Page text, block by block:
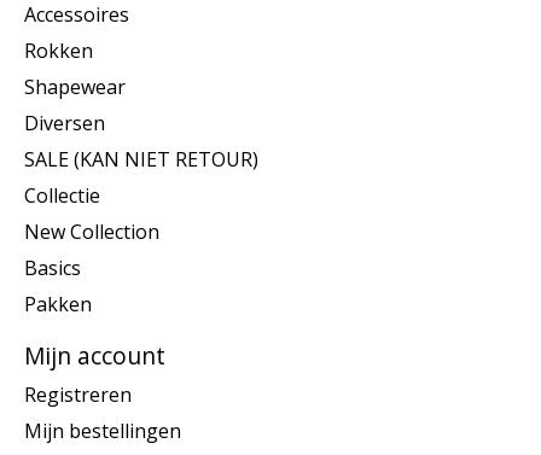
Accessoires
Rokken
Shapewear
Diversen
SALE (KAN NIET RETOUR)
Collectie
New Collection
Basics
Pakken
Mijn account
Registreren
Mijn bestellingen